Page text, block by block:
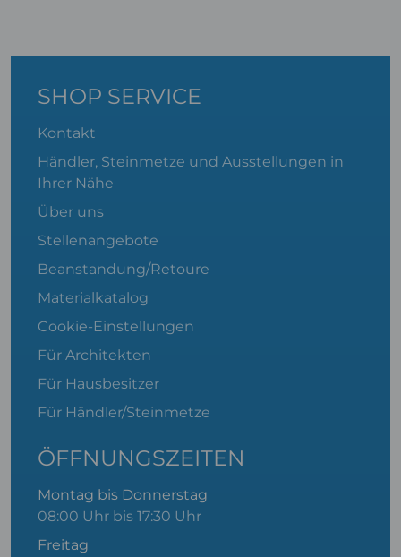
SHOP SERVICE
Kontakt
Händler, Steinmetze und Ausstellungen in
Ihrer Nähe
Über uns
Stellenangebote
Beanstandung/Retoure
Materialkatalog
Cookie-Einstellungen
Für Architekten
Für Hausbesitzer
Für Händler/Steinmetze
ÖFFNUNGSZEITEN
Montag bis Donnerstag
08:00 Uhr bis 17:30 Uhr
Freitag